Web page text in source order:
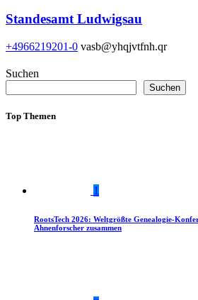
Standesamt Ludwigsau
+4966219201-0 vasb@yhqjvtfnh.qr
Suchen
Suchen
Top Themen
1
RootsTech 2026: Weltgrößte Genealogie-
Ahnenforscher zusammen